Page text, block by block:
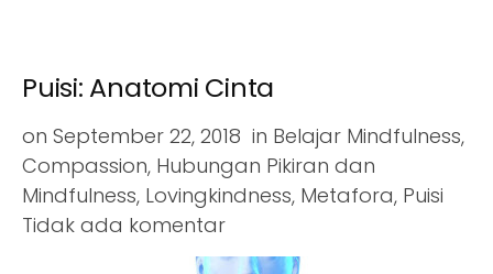
Puisi: Anatomi Cinta
on September 22, 2018 in Belajar Mindfulness,
Compassion, Hubungan Pikiran dan
Mindfulness, Lovingkindness, Metafora, Puisi
Tidak ada komentar